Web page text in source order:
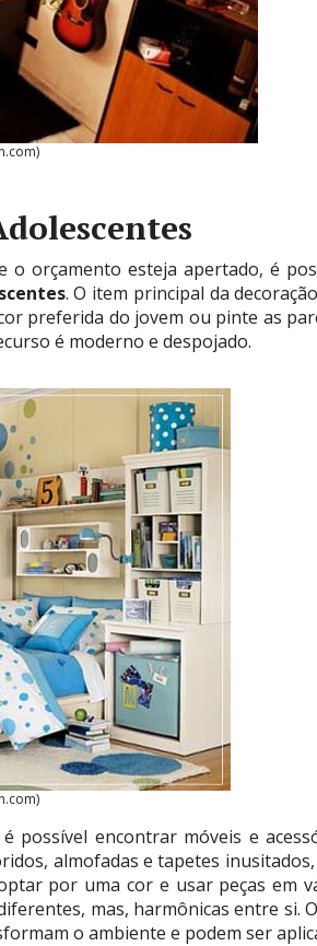
o orçamento esteja apertado, é
. O item principal da
preferida do jovem ou pinte as
é moderno e despojado.
possível encontrar móveis e
almofadas e tapetes inusitados,
por uma cor e usar peças em
mas, harmônicas entre si.
o ambiente e podem ser